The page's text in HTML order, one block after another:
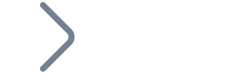
Bitcoin